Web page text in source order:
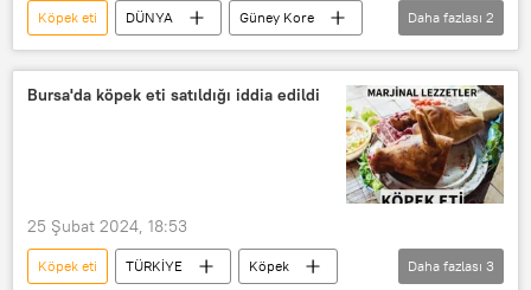
ölüm riski
Köpek eti DÜNYA
Güney Kore
Yasak
Ceza
Daha fazlası 2
Bursa'da köpek eti satıldığı iddia edildi
25 Şubat 2024, 18:53
Köpek eti TÜRKİYE
Köpek
Daha fazlası 3